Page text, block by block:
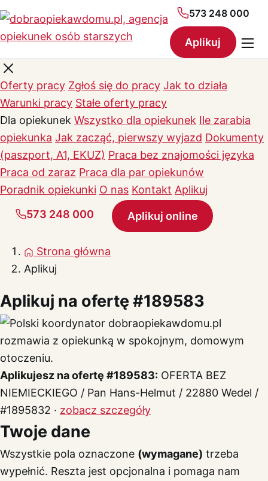
573 248 000
Aplikuj
Oferty pracy Zgłoś się do pracy Jak to działa
Warunki pracy Stałe oferty pracy
Dla opiekunek Wszystko dla opiekunek Ile zarabia
opiekunka Jak zacząć, pierwszy wyjazd Dokumenty
(paszport, A1, EKUZ) Praca bez znajomości języka
Praca od zaraz Praca dla par opiekunów
Poradnik opiekunki O nas Kontakt Aplikuj
573 248 000
Aplikuj online
Strona główna
Aplikuj
Aplikuj na ofertę #189583
Aplikujesz na ofertę #189583: OFERTA BEZ
NIEMIECKIEGO / Pan Hans-Helmut / 22880 Wedel /
#1895832 · zobacz szczegóły
Twoje dane
Wszystkie pola oznaczone (wymagane) trzeba
wypełnić. Reszta jest opcjonalna i pomaga nam